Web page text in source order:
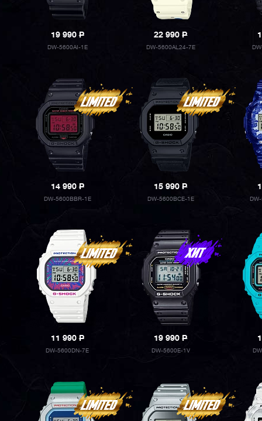
19 990P
DW-5600AI-1E
22 990P
DW-5600AL24-7E
14 990P
DW-5600BBR-1E
15 990P
DW-5600BCE-1E
11 990P
DW-5600DN-7E
19 990P
DW-5600E-1V